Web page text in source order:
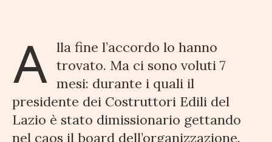
A lla fine l’accordo lo hanno
trovato. Ma ci sono voluti 7
mesi: durante i quali il
presidente dei Costruttori Edili del
Lazio è stato dimissionario gettando
nel caos il board dell’organizzazione.